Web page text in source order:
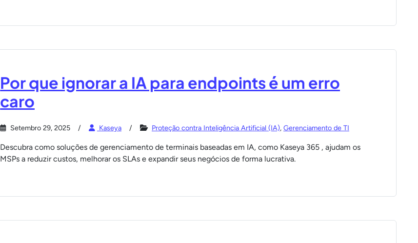
Por que ignorar a IA para endpoints é um erro
caro
Setembro 29, 2025 Kaseya Proteção contra Inteligência Artificial (IA), Gerenciamento de TI
Descubra como soluções de gerenciamento de terminais baseadas em IA, como Kaseya 365 , ajudam os
MSPs a reduzir custos, melhorar os SLAs e expandir seus negócios de forma lucrativa.